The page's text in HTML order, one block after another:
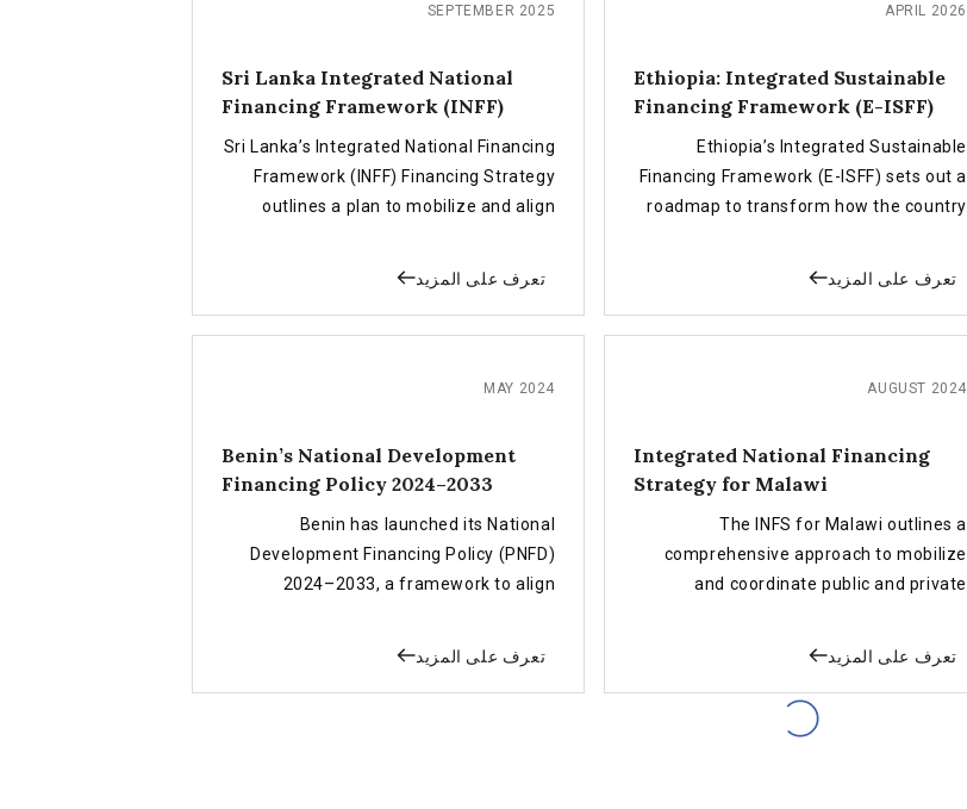
APRIL 2026
Ethiopia: Integrated Sustainable
Financing Framework (E-ISFF)
Ethiopia’s Integrated Sustainable
Financing Framework (E-ISFF) sets out a
roadmap to transform how the country
toward a more sustainable, private
and the Ten-Year Development Plan.
تعرف على المزيد
SEPTEMBER 2025
Sri Lanka Integrated National
Financing Framework (INFF)
Sri Lanka’s Integrated National Financing
Framework (INFF) Financing Strategy
outlines a plan to mobilize and align
renewable energy transition.
تعرف على المزيد
AUGUST 2024
Integrated National Financing
Strategy for Malawi
The INFS for Malawi outlines a
comprehensive approach to mobilize
and coordinate public and private
development.
تعرف على المزيد
MAY 2024
Benin’s National Development
Financing Policy 2024–2033
Benin has launched its National
Development Financing Policy (PNFD)
2024–2033, a framework to align
links domestic funding, international
تعرف على المزيد